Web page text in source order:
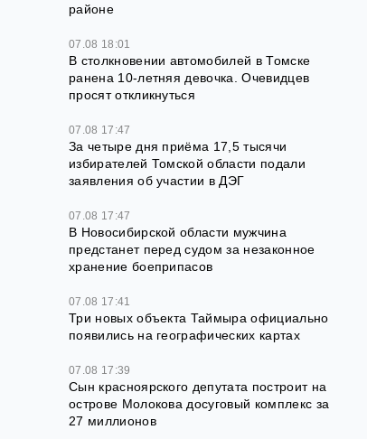
районе
07.08 18:01
В столкновении автомобилей в Томске
ранена 10-летняя девочка. Очевидцев
просят откликнуться
07.08 17:47
За четыре дня приёма 17,5 тысячи
избирателей Томской области подали
заявления об участии в ДЭГ
07.08 17:47
В Новосибирской области мужчина
предстанет перед судом за незаконное
хранение боеприпасов
07.08 17:41
Три новых объекта Таймыра официально
появились на географических картах
07.08 17:39
Сын красноярского депутата построит на
острове Молокова досуговый комплекс за
27 миллионов